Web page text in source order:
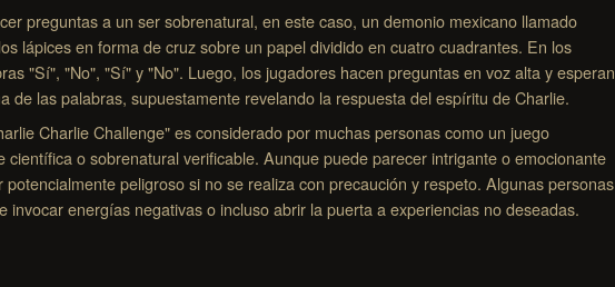
preguntas a un ser sobrenatural, en este caso, un demonio mexicano llamado
lápices en forma de cruz sobre un papel dividido en cuatro cuadrantes. En los
"Sí", "No", "Sí" y "No". Luego, los jugadores hacen preguntas en voz alta y esperan
de las palabras, supuestamente revelando la respuesta del espíritu de Charlie.
Charlie Challenge" es considerado por muchas personas como un juego
científica o sobrenatural verificable. Aunque puede parecer intrigante o emocionante
peligroso si no se realiza con precaución y respeto. Algunas personas
invocar energías negativas o incluso abrir la puerta a experiencias no deseadas.